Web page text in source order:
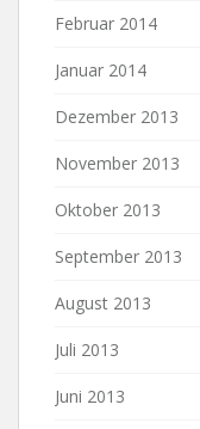
Februar 2014
Januar 2014
Dezember 2013
November 2013
Oktober 2013
September 2013
August 2013
Juli 2013
Juni 2013